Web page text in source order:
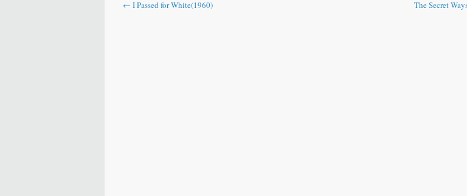
Post navigation
← I Passed for White(1960) The Secret